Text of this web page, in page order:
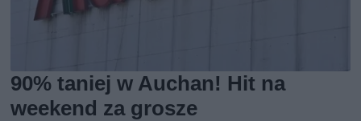
90% taniej w Auchan! Hit na
weekend za grosze